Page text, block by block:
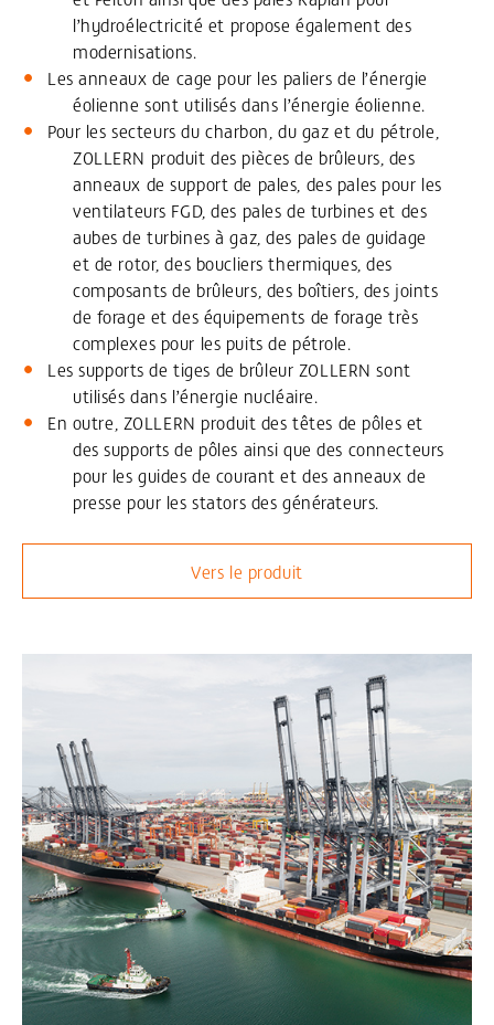
l’hydroélectricité et propose également des
modernisations.
Les anneaux de cage pour les paliers de l’énergie
éolienne sont utilisés dans l’énergie éolienne.
Pour les secteurs du charbon, du gaz et du pétrole,
ZOLLERN produit des pièces de brûleurs, des
anneaux de support de pales, des pales pour les
ventilateurs FGD, des pales de turbines et des
aubes de turbines à gaz, des pales de guidage
et de rotor, des boucliers thermiques, des
composants de brûleurs, des boîtiers, des joints
de forage et des équipements de forage très
complexes pour les puits de pétrole.
Les supports de tiges de brûleur ZOLLERN sont
utilisés dans l’énergie nucléaire.
En outre, ZOLLERN produit des têtes de pôles et
des supports de pôles ainsi que des connecteurs
pour les guides de courant et des anneaux de
presse pour les stators des générateurs.
Vers le produit